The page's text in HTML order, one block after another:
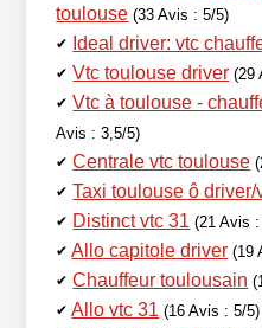
toulouse (33 Avis : 5/5)
✔ Ideal driver: vtc
✔ Vtc toulouse driver (29
✔ Vtc à toulouse -
Avis : 3,5/5)
✔ Centrale vtc toulouse
✔ Taxi toulouse ô driver/
✔ Distinct vtc 31 (21 Avis
✔ Allo capitole driver (19
✔ Chauffeur toulousain
✔ Allo vtc 31 (16 Avis : 5/5)